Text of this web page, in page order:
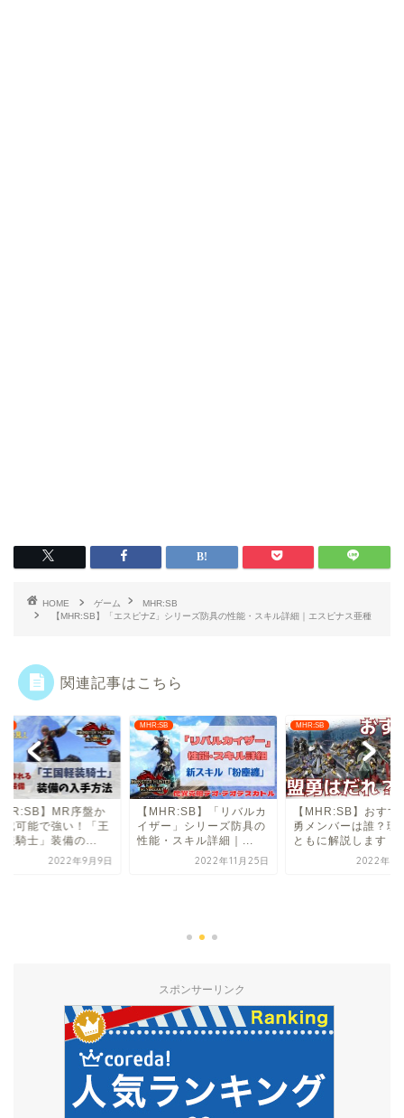
HOME ゲーム
MHR:SB
【MHR:SB】「エスピナZ」シリーズ防具の性能・スキル詳細｜エスピナス亜種
関連記事はこちら
】「リバルカ
ー」シリーズ防具の
・スキル詳細｜...
2022年11月25日
MHR:SB
【MHR:SB】おすすめ盟
勇メンバーは誰？理由と
ともに解説します
2022年12月1日
MHR:SB
スポンサーリンク